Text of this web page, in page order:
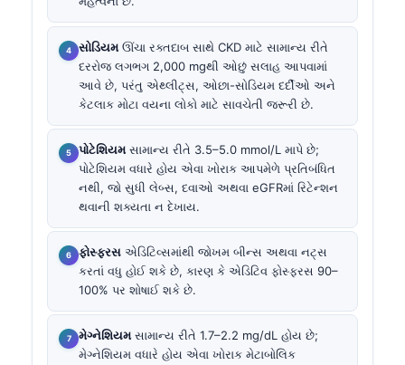
સોડિયમઊંચા રક્તદાબ સાથે CKD માટે સામાન્ય રીતે
દરરોજ લગભગ 2,000 mgથી ઓછું સલાહ આપવામાં
આવે છે, પરંતુ એથ્લીટ્સ, ઓછા-સોડિયમ દર્દીઓ અને
કેટલાક મોટા વયના લોકો માટે સાવચેતી જરૂરી છે.
પોટેશિયમસામાન્ય રીતે 3.5–5.0 mmol/L માપે છે;
પોટેશિયમ વધારે હોય એવા ખોરાક આપમેળે પ્રતિબંધિત
નથી, જો સુધી લેબ્સ, દવાઓ અથવા eGFRમાં રિટેન્શન
થવાની શક્યતા ન દેખાય.
ફોસ્ફરસ એડિટિવ્સમાંથી જોખમ બીન્સ અથવા નટ્સ
કરતાં વધુ હોઈ શકે છે, કારણ કે એડિટિવ ફોસ્ફરસ 90–
100% પર શોષાઈ શકે છે.
મેગ્નેશિયમસામાન્ય રીતે 1.7–2.2 mg/dL હોય છે;
મેગ્નેશિયમ વધારે હોય એવા ખોરાક મેટાબોલિક